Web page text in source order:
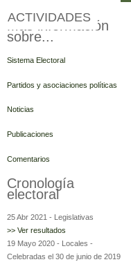
ACTIVIDADES
Más información
sobre...
Sistema Electoral
Partidos y asociaciones políticas
Noticias
Publicaciones
Comentarios
Cronología
electoral
25 Abr 2021 -
Legislativas
>> Ver resultados
19 Mayo 2020 - Locales -
Celebradas el 30 de junio de 2019